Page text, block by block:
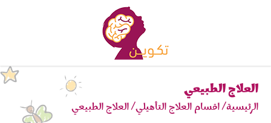
العلاج الطبيعي
الرئيسية اقسام العلاج التأهيلي العلاج الطبيعي